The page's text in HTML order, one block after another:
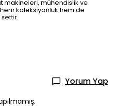
makineleri, mühendislik ve
hem koleksiyonluk hem de
Yorum Yap